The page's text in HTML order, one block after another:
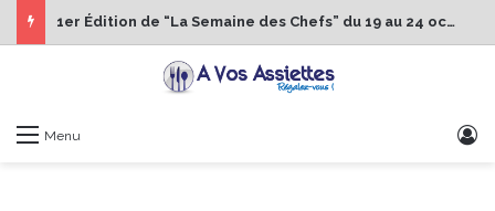
1er Édition de “La Semaine des Chefs” du 19 au 24 octobre 2026
Menu